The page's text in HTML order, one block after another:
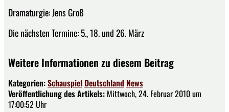
Dramaturgie: Jens Groß
Die nächsten Termine: 5., 18. und 26. März
Weitere Informationen zu diesem Beitrag
Kategorien:Schauspiel Deutschland News
Veröffentlichung des Artikels: Mittwoch, 24. Februar 2010 um
17:00:52 Uhr